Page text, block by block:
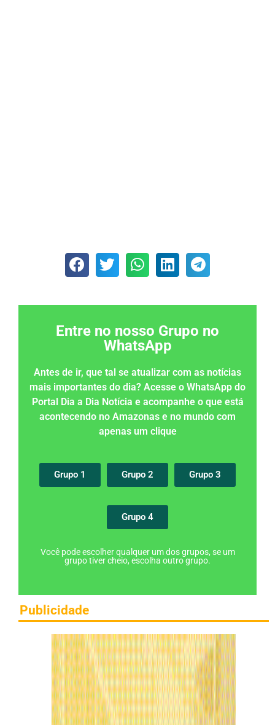
Entre no nosso Grupo no
WhatsApp
Antes de ir, que tal se atualizar com as notícias
mais importantes do dia? Acesse o WhatsApp do
Portal Dia a Dia Notícia e acompanhe o que está
acontecendo no Amazonas e no mundo com
apenas um clique
Grupo 1 Grupo 2 Grupo 3
Grupo 4
Você pode escolher qualquer um dos grupos, se um
grupo tiver cheio, escolha outro grupo.
Publicidade